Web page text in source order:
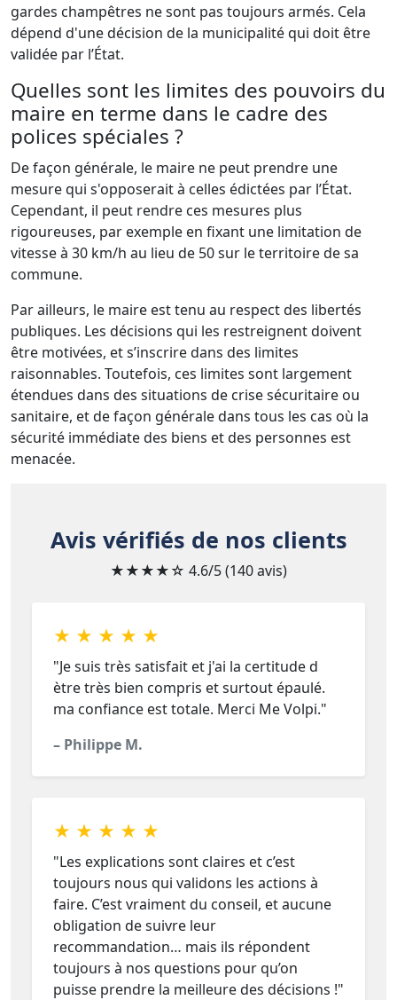
gardes champêtres ne sont pas toujours armés. Cela
dépend d'une décision de la municipalité qui doit être
validée par l’État.
Quelles sont les limites des pouvoirs du
maire en terme dans le cadre des
polices spéciales ?
De façon générale, le maire ne peut prendre une
mesure qui s'opposerait à celles édictées par l’État.
Cependant, il peut rendre ces mesures plus
rigoureuses, par exemple en fixant une limitation de
vitesse à 30 km/h au lieu de 50 sur le territoire de sa
commune.
Par ailleurs, le maire est tenu au respect des libertés
publiques. Les décisions qui les restreignent doivent
être motivées, et s’inscrire dans des limites
raisonnables. Toutefois, ces limites sont largement
étendues dans des situations de crise sécuritaire ou
sanitaire, et de façon générale dans tous les cas où la
sécurité immédiate des biens et des personnes est
menacée.
Avis vérifiés de nos clients
★★★★☆ 4.6/5 (140 avis)
★ ★ ★ ★ ★
"Je suis très satisfait et j'ai la certitude d
ètre très bien compris et surtout épaulé.
ma confiance est totale. Merci Me Volpi."
– Philippe M.
★ ★ ★ ★ ★
"Les explications sont claires et c’est
toujours nous qui validons les actions à
faire. C’est vraiment du conseil, et aucune
obligation de suivre leur
recommandation… mais ils répondent
toujours à nos questions pour qu’on
puisse prendre la meilleure des décisions !"